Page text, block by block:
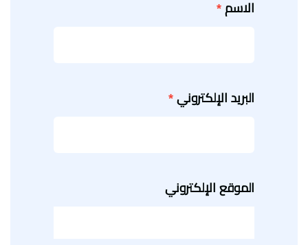
الاسم *
البريد الإلكتروني *
الموقع الإلكتروني